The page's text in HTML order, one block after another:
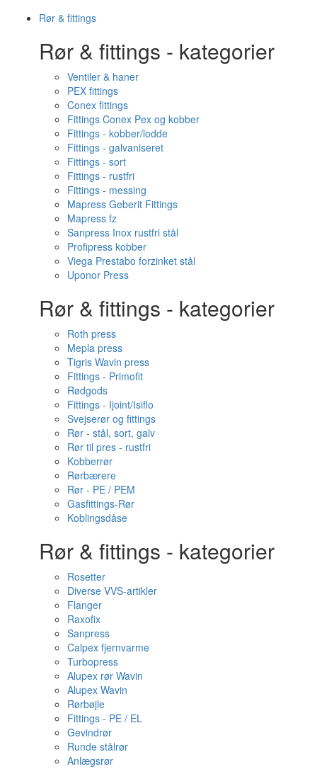
Rør & fittings
Rør & fittings - kategorier
Ventiler & haner
PEX fittings
Conex fittings
Fittings Conex Pex og kobber
Fittings - kobber/lodde
Fittings - galvaniseret
Fittings - sort
Fittings - rustfri
Fittings - messing
Mapress Geberit Fittings
Mapress fz
Sanpress Inox rustfri stål
Profipress kobber
Viega Prestabo forzinket stål
Uponor Press
Rør & fittings - kategorier
Roth press
Mepla press
Tigris Wavin press
Fittings - Primofit
Rødgods
Fittings - Ijoint/Isiflo
Svejserør og fittings
Rør - stål, sort, galv
Rør til pres - rustfri
Kobberrør
Rørbærere
Rør - PE / PEM
Gasfittings-Rør
Koblingsdåse
Rør & fittings - kategorier
Rosetter
Diverse VVS-artikler
Flanger
Raxofix
Sanpress
Calpex fjernvarme
Turbopress
Alupex rør Wavin
Alupex Wavin
Rørbøjle
Fittings - PE / EL
Gevindrør
Runde stålrør
Anlægsrør